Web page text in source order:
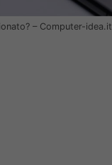
– Computer-idea.it